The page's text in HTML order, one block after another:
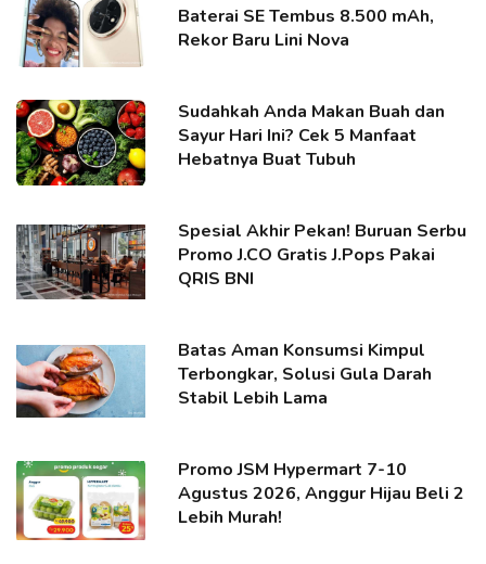
Baterai SE Tembus 8.500 mAh,
Rekor Baru Lini Nova
Sudahkah Anda Makan Buah dan
Sayur Hari Ini? Cek 5 Manfaat
Hebatnya Buat Tubuh
Spesial Akhir Pekan! Buruan Serbu
Promo J.CO Gratis J.Pops Pakai
QRIS BNI
Batas Aman Konsumsi Kimpul
Terbongkar, Solusi Gula Darah
Stabil Lebih Lama
Promo JSM Hypermart 7-10
Agustus 2026, Anggur Hijau Beli 2
Lebih Murah!